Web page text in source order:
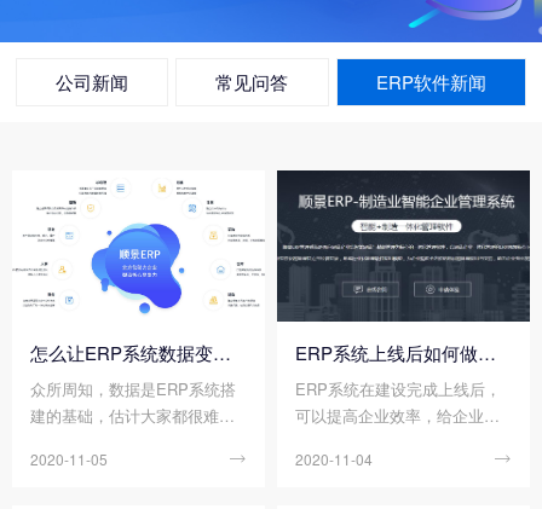
公司新闻 常见问答 ERP软件新闻
怎么让ERP系统数据变得更安全?
众所周知，数据是ERP系统搭
建的基础，估计大家都很难想
么样子的。因此，若是我们从
2020-11-05 
ERP系统上线后如何做好运营维护?
ERP系统在建设完成上线后，
可以提高企业效率，给企业带
过程上，很多的企业往往都会
2020-11-04 